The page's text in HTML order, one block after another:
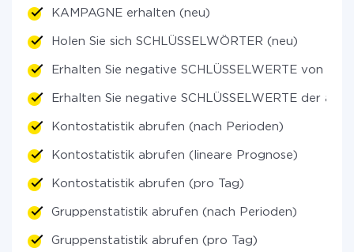
KAMPAGNE erhalten (neu)
Holen Sie sich SCHLÜSSELWÖRTER (neu)
Erhalten Sie negative SCHLÜSSELWERTE von
Erhalten Sie negative SCHLÜSSELWERTE der
Kontostatistik abrufen (nach Perioden)
Kontostatistik abrufen (lineare Prognose)
Kontostatistik abrufen (pro Tag)
Gruppenstatistik abrufen (nach Perioden)
Gruppenstatistik abrufen (pro Tag)